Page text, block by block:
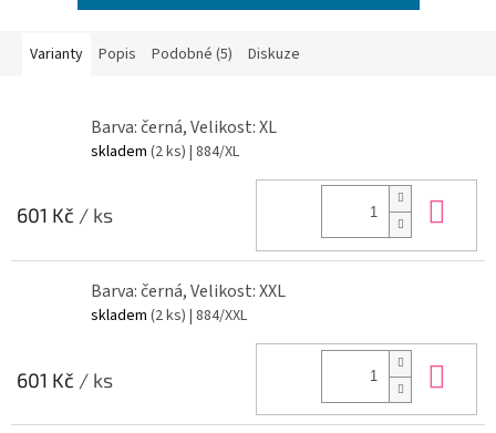
Varianty Popis Podobné (5) Diskuze
Barva: černá, Velikost: XL
skladem (2 ks) | 884/XL
601 Kč / ks
Barva: černá, Velikost: XXL
skladem (2 ks) | 884/XXL
601 Kč / ks